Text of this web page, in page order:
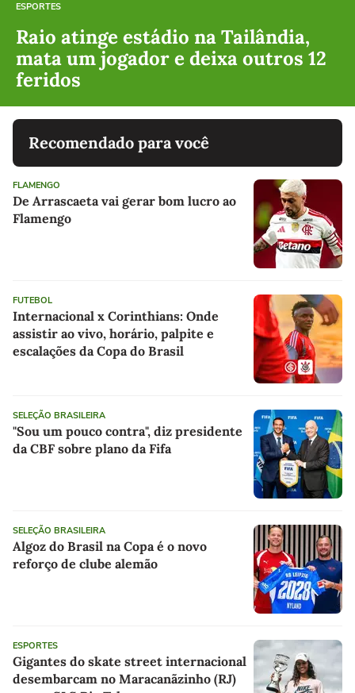
ESPORTES
Raio atinge estádio na Tailândia,
mata um jogador e deixa outros 12
feridos
Recomendado para você
FLAMENGO
De Arrascaeta vai gerar bom lucro ao
Flamengo
FUTEBOL
Internacional x Corinthians: Onde
assistir ao vivo, horário, palpite e
escalações da Copa do Brasil
SELEÇÃO BRASILEIRA
"Sou um pouco contra", diz presidente
da CBF sobre plano da Fifa
SELEÇÃO BRASILEIRA
Algoz do Brasil na Copa é o novo
reforço de clube alemão
ESPORTES
Gigantes do skate street internacional
desembarcam no Maracanãzinho (RJ)